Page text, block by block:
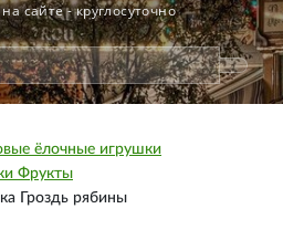
сайте - круглосуточно
ёлочные игрушки
Фрукты
Гроздь рябины